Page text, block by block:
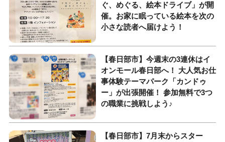
ぐ、めぐる、絵本ドライブ」が開
催。お家に眠っている絵本を次の
小さな読者へ届けよう！
【春日部市】今週末の3連休はイ
オンモール春日部へ！ 大人気お仕
事体験テーマパーク「カンドゥ
ー」が出張開催！ 参加無料で3つ
の職業に挑戦しよう♪
【春日部市】7月末からスター